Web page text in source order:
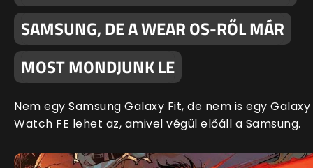
SAMSUNG, DE A WEAR OS-RŐL MÁR
MOST MONDJUNK LE
Nem egy Samsung Galaxy Fit, de nem is egy Galaxy
Watch FE lehet az, amivel végül előáll a Samsung.